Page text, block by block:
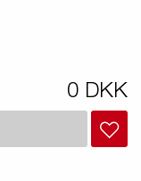
0 DKK